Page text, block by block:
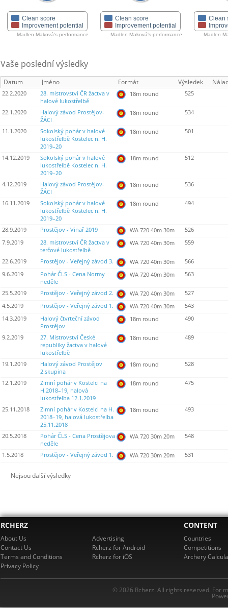
Clean score
Improvement potential
Madlen Maková's performance
Clean score
Improvement potential
Madlen Maková's performance
Clean
Madlen
Vaše poslední výsledky
Datum Jméno Formát Výsledek
22.2.2020
28. mistrovství ČR žactva v
halové lukostřelbě
18m round 525
22.1.2020
Halový závod Prostějov-
ŽÁCI
18m round 534
11.1.2020
Sokolský pohár v halové
lukostřelbě Kostelec n. H.
2019–20
18m round 501
14.12.2019
Sokolský pohár v halové
lukostřelbě Kostelec n. H.
2019–20
18m round 512
4.12.2019
Halový závod Prostějov-
ŽÁCI
18m round 536
16.11.2019
Sokolský pohár v halové
lukostřelbě Kostelec n. H.
2019–20
18m round 494
28.9.2019 Prostějov - Vinař 2019 WA 720 40m 30m
526
7.9.2019
28. mistrovství ČR žactva v
terčové lukostřelbě
WA 720 40m 30m 559
22.6.2019 Prostějov - Veřejný závod 3. WA 720 40m 30m
566
9.6.2019
Pohár ČLS - Cena Normy
neděle
WA 720 40m 30m 563
25.5.2019 Prostějov - Veřejný závod 2. WA 720 40m 30m
527
4.5.2019
Prostějov - Veřejný závod 1. WA 720 40m 30m
543
14.3.2019
Halový čtvrteční závod
Prostějov
18m round 490
9.2.2019
27. Mistrovství České
republiky žactva v halové
lukostřelbě
18m round 489
19.1.2019
Halový závod Prostějov
2.skupina
18m round 528
12.1.2019
Zimní pohár v Kostelci na
H.2018–19, halová
lukostřelba 12.1.2019
18m round 475
25.11.2018
Zimní pohár v Kostelci na H.
2018–19, halová lukostřelba
25.11.2018
18m round 493
20.5.2018
Pohár ČLS - Cena Prostějova
neděle
WA 720 30m 20m 548
1.5.2018 Prostějov - Veřejný závod 1. WA 720 30m 20m 531
Nejsou další výsledky
RCHERZ
About Us
Contact Us
Terms and Conditions
Privacy Policy
Advertising
Rcherz for Android
Rcherz for iOS
CONTENT
Countries
Competitions
Archery
© 2026 Rcherz. All rights reserved. For